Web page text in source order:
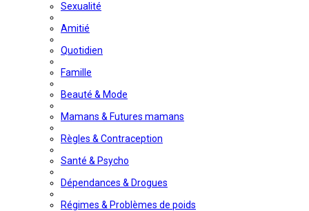
Sexualité
Amitié
Quotidien
Famille
Beauté & Mode
Mamans & Futures mamans
Règles & Contraception
Santé & Psycho
Dépendances & Drogues
Régimes & Problèmes de poids